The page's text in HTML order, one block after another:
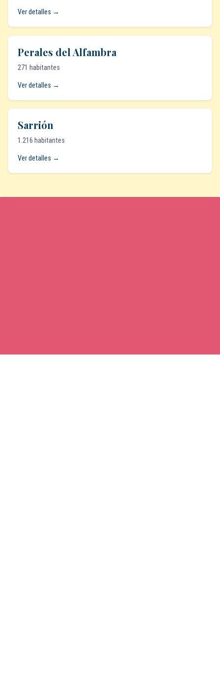
Ver detalles →
Perales del Alfambra
271 habitantes
Ver detalles →
Sarrión
1.216 habitantes
Ver detalles →